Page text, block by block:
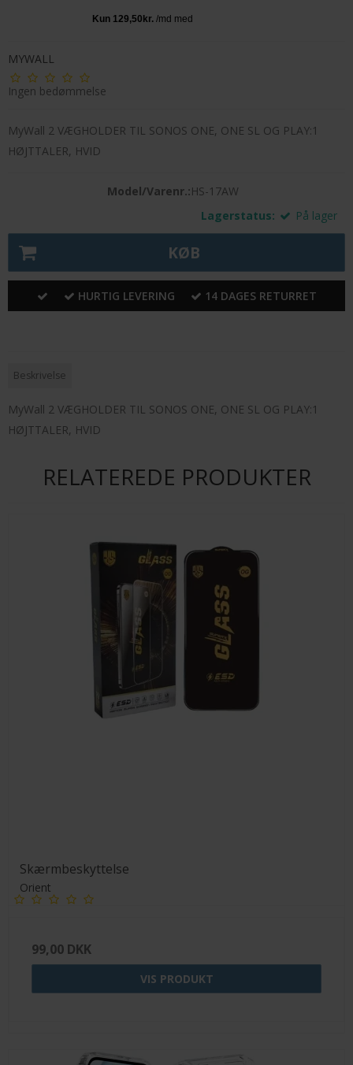
MYWALL
Ingen bedømmelse
MyWall 2 VÆGHOLDER TIL SONOS ONE, ONE SL OG PLAY:1
HØJTTALER, HVID
Model/Varenr.:HS-17AW
Lagerstatus:
På lager
KØB
HURTIG LEVERING 14 DAGES RETURRET
Beskrivelse
MyWall 2 VÆGHOLDER TIL SONOS ONE, ONE SL OG PLAY:1
HØJTTALER, HVID
RELATEREDE PRODUKTER
Skærmbeskyttelse
Orient
99,00 DKK
VIS PRODUKT